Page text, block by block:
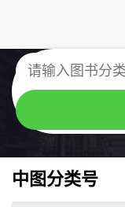
中图分类号